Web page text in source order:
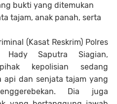
bukti yang ditemukan
tajam, anak panah, serta
(Kasat Reskrim) Polres
Saputra Siagian,
kepolisian sedang
api dan senjata tajam yang
Dia juga